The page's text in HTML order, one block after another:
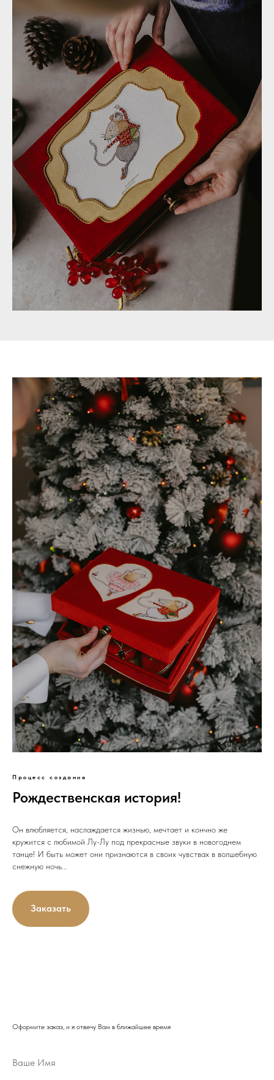
Процесс создания
Рождественская история!
Он влюбляется, наслаждается жизнью, мечтает и кончно же
кружится с любимой Лу-Лу под прекрасные звуки в новогоднем
танце! И быть может они признаются в своих чувствах в волшебную
снежную ночь...
Заказать
Оформите заказ, и я отвечу Вам в ближайшее время